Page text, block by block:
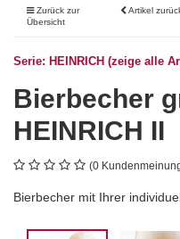
Zurück zur
Übersicht
Artikel
Serie: HEINRICH (zeige alle
Bierbecher
HEINRICH II
(0
Bierbecher mit Ihrer